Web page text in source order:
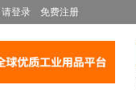
请登录 免费注册